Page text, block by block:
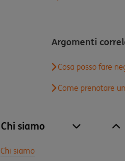
Argomenti
Cosa posso fare
Come prenotare
Chi siamo
Chi siamo